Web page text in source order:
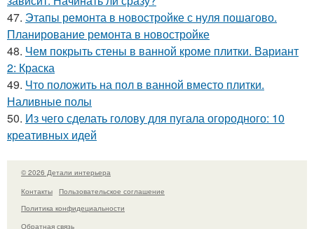
47. Этапы ремонта в новостройке с нуля пошагово.
Планирование ремонта в новостройке
48. Чем покрыть стены в ванной кроме плитки. Вариант
2: Краска
49. Что положить на пол в ванной вместо плитки.
Наливные полы
50. Из чего сделать голову для пугала огородного: 10
креативных идей
© 2026 Детали интерьера
Контакты
Пользовательское соглашение
Политика конфидециальности
Обратная связь